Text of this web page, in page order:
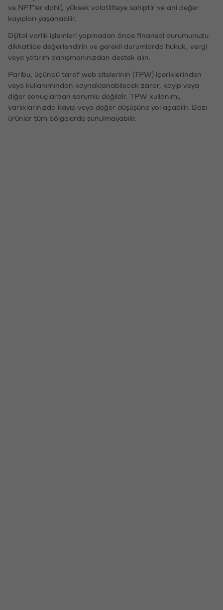
ve NFT'ler dahil), yüksek volatiliteye sahiptir ve ani değer
kayıpları yaşanabilir.
Dijital varlık işlemleri yapmadan önce finansal durumunuzu
dikkatlice değerlendirin ve gerekli durumlarda hukuk, vergi
veya yatırım danışmanınızdan destek alın.
Paribu, üçüncü taraf web sitelerinin (TPW) içeriklerinden
veya kullanımından kaynaklanabilecek zarar, kayıp veya
diğer sonuçlardan sorumlu değildir. TPW kullanımı,
varlıklarınızda kayıp veya değer düşüşüne yol açabilir. Bazı
ürünler tüm bölgelerde sunulmayabilir.